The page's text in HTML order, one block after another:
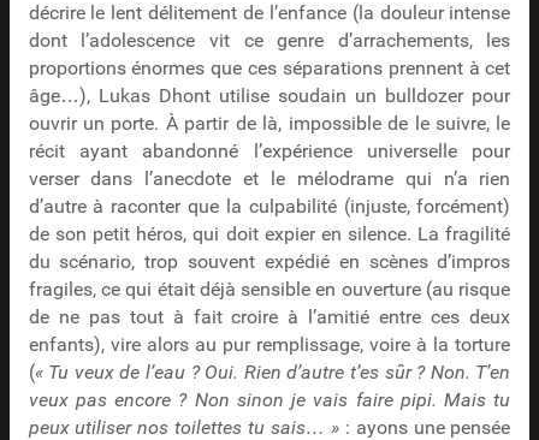
décrire le lent délitement de l’enfance (la douleur intense
dont l’adolescence vit ce genre d’arrachements, les
proportions énormes que ces séparations prennent à cet
âge…), Lukas Dhont utilise soudain un bulldozer pour
ouvrir un porte. À partir de là, impossible de le suivre, le
récit ayant abandonné l’expérience universelle pour
verser dans l’anecdote et le mélodrame qui n’a rien
d’autre à raconter que la culpabilité (injuste, forcément)
de son petit héros, qui doit expier en silence. La fragilité
du scénario, trop souvent expédié en scènes d’impros
fragiles, ce qui était déjà sensible en ouverture (au risque
de ne pas tout à fait croire à l’amitié entre ces deux
enfants), vire alors au pur remplissage, voire à la torture
(« Tu veux de l’eau ? Oui. Rien d’autre t’es sûr ? Non. T’en
veux pas encore ? Non sinon je vais faire pipi. Mais tu
peux utiliser nos toilettes tu sais… »: ayons une pensée